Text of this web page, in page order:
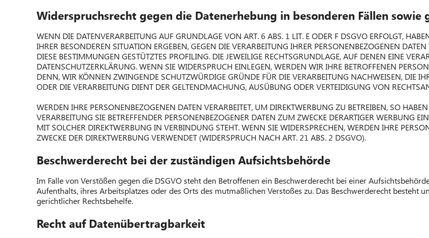
Widerspruchsrecht gegen die Datenerhebung in besonderen Fällen
WENN DIE DATENVERARBEITUNG AUF GRUNDLAGE VON ART. 6 ABS. 1 LIT. E ODER F DSGVO ERFOLGT,
IHRER BESONDEREN SITUATION ERGEBEN, GEGEN DIE VERARBEITUNG IHRER PERSONENBEZOGENEN
DIESE BESTIMMUNGEN GESTÜTZTES PROFILING. DIE JEWEILIGE RECHTSGRUNDLAGE, AUF DENEN EINE
DATENSCHUTZERKLÄRUNG. WENN SIE WIDERSPRUCH EINLEGEN, WERDEN WIR IHRE BETROFFENEN
DENN, WIR KÖNNEN ZWINGENDE SCHUTZWÜRDIGE GRÜNDE FÜR DIE VERARBEITUNG NACHWEISEN, DIE
ODER DIE VERARBEITUNG DIENT DER GELTENDMACHUNG, AUSÜBUNG ODER VERTEIDIGUNG VON
WERDEN IHRE PERSONENBEZOGENEN DATEN VERARBEITET, UM DIREKTWERBUNG ZU BETREIBEN, SO
VERARBEITUNG SIE BETREFFENDER PERSONENBEZOGENER DATEN ZUM ZWECKE DERARTIGER WERBUNG
MIT SOLCHER DIREKTWERBUNG IN VERBINDUNG STEHT. WENN SIE WIDERSPRECHEN, WERDEN IHRE
ZWECKE DER DIREKTWERBUNG VERWENDET (WIDERSPRUCH NACH ART. 21 ABS. 2 DSGVO).
Beschwerde­recht bei der zuständigen Aufsichts­behörde
Im Falle von Verstößen gegen die DSGVO steht den Betroffenen ein Beschwerderecht bei einer
Aufenthalts, ihres Arbeitsplatzes oder des Orts des mutmaßlichen Verstoßes zu. Das Beschwerderecht besteht
gerichtlicher Rechtsbehelfe.
Recht auf Daten­übertrag­barkeit